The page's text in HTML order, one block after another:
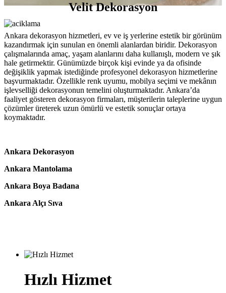
Velit Dekorasyon
Ankara dekorasyon hizmetleri, ev ve iş yerlerine estetik bir görünüm
kazandırmak için sunulan en önemli alanlardan biridir. Dekorasyon
çalışmalarında amaç, yaşam alanlarını daha kullanışlı, modern ve şık
hale getirmektir. Günümüzde birçok kişi evinde ya da ofisinde
değişiklik yapmak istediğinde profesyonel dekorasyon hizmetlerine
başvurmaktadır. Özellikle renk uyumu, mobilya seçimi ve mekânın
işlevselliği dekorasyonun temelini oluşturmaktadır. Ankara’da
faaliyet gösteren dekorasyon firmaları, müşterilerin taleplerine uygun
çözümler üreterek uzun ömürlü ve estetik sonuçlar ortaya
koymaktadır.
Ankara Dekorasyon
Ankara Mantolama
Ankara Boya Badana
Ankara Alçı Sıva
Hızlı Hizmet